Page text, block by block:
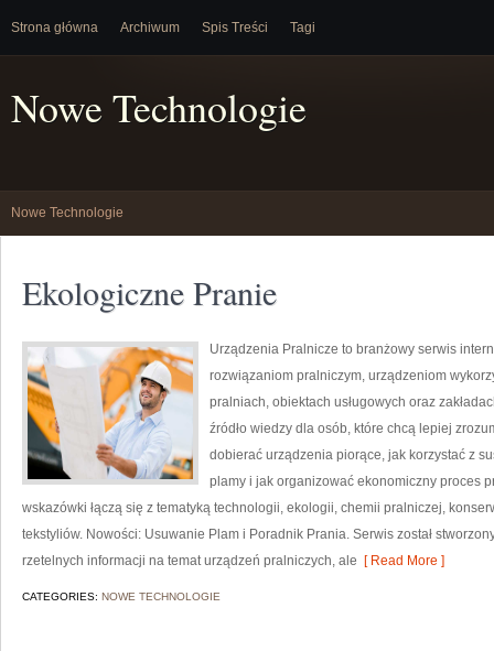
Strona główna Archiwum Spis Treści Tagi
Nowe Technologie
Nowe Technologie
Ekologiczne Pranie
Urządzenia Pralnicze to branżowy serwis
rozwiązaniom pralniczym, urządzeniom
pralniach, obiektach usługowych oraz
źródło wiedzy dla osób, które chcą lepiej
dobierać urządzenia piorące, jak korzystać z
plamy i jak organizować ekonomiczny proces
wskazówki łączą się z tematyką technologii, ekologii, chemii pralniczej,
tekstyliów. Nowości: Usuwanie Plam i Poradnik Prania. Serwis został
rzetelnych informacji na temat urządzeń pralniczych, ale [ Read More ]
CATEGORIES: NOWE TECHNOLOGIE